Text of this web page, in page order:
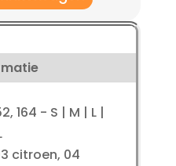
164 - S | M | L |
citroen, 04